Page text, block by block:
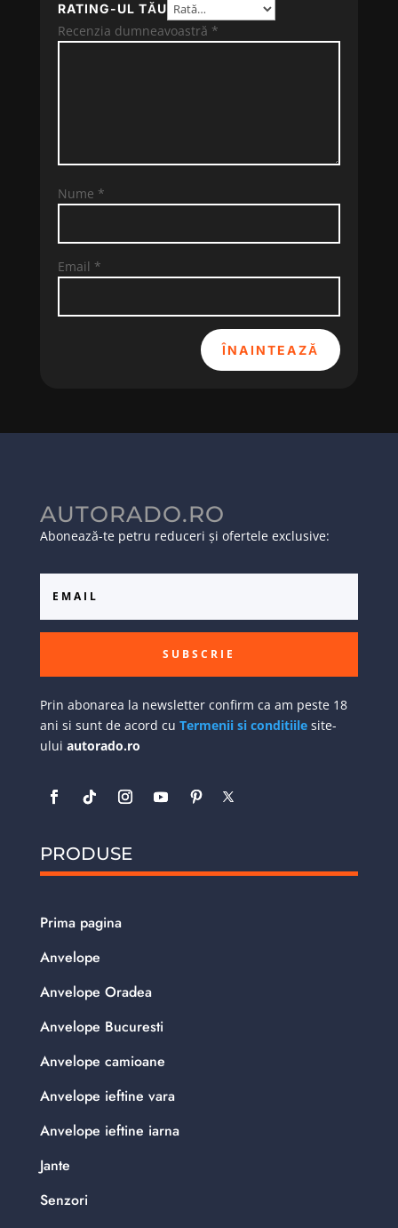
RATING-UL TĂU
Recenzia dumneavoastră *
Nume *
Email *
ÎNAINTEAZĂ
AUTORADO.RO
Abonează-te petru reduceri și ofertele exclusive:
SUBSCRIE
Prin abonarea la newsletter confirm ca am peste 18
ani si sunt de acord cu Termenii si conditiilesite-
ului autorado.ro
PRODUSE
Prima pagina
Anvelope
Anvelope Oradea
Anvelope Bucuresti
Anvelope camioane
Anvelope ieftine vara
Anvelope ieftine iarna
Jante
Senzori